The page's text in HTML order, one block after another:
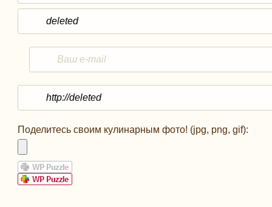
Поделитесь своим кулинарным фото! (jpg, png, gif):